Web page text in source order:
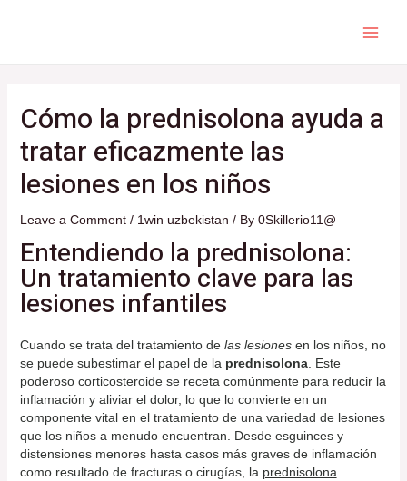
Cómo la prednisolona ayuda a
tratar eficazmente las
lesiones en los niños
Leave a Comment / 1win uzbekistan / By 0Skillerio11@
Entendiendo la prednisolona:
Un tratamiento clave para las
lesiones infantiles
Cuando se trata del tratamiento de las lesionesen los niños, no
se puede subestimar el papel de la prednisolona. Este
poderoso corticosteroide se receta comúnmente para reducir la
inflamación y aliviar el dolor, lo que lo convierte en un
componente vital en el tratamiento de una variedad de lesiones
que los niños a menudo encuentran. Desde esguinces y
distensiones menores hasta casos más graves de inflamación
como resultado de fracturas o cirugías, la prednisolona